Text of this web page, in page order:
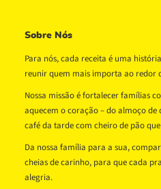
Sobre Nós
Para nós, cada receita é uma
reunir quem mais importa ao redor
Nossa missão é fortalecer famílias
aquecem o coração – do almoço
café da tarde com cheiro de pão
Da nossa família para a sua,
cheias de carinho, para que cada
alegria.